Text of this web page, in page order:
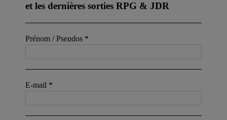
et les dernières sorties RPG & JDR
Prénom / Pseudos *
E-mail *